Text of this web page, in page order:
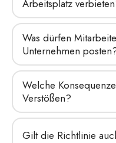
Arbeitsplatz
Was dürfen
Unternehmen
Welche
Verstößen?
Gilt die Richtlinie